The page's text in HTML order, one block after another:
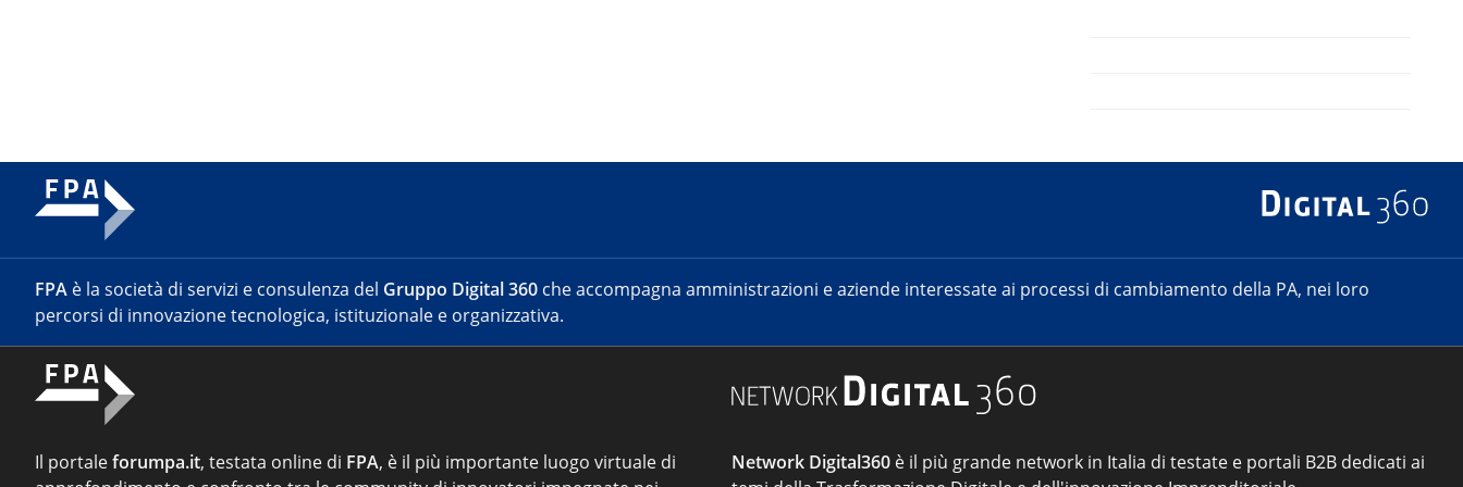
FPA è la società di servizi e consulenza del Gruppo Digital 360 che accompagna amministrazioni e aziende interessate ai processi di cambiamento della PA, nei loro
percorsi di innovazione tecnologica, istituzionale e organizzativa.
Il portaleforumpa.it, testata online di FPA, è il più importante luogo virtuale di
Network Digital360 è il più grande network in Italia di testate e portali B2B dedicati ai